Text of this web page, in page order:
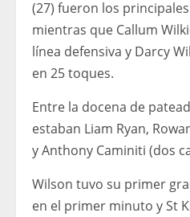
(27) fueron los
mientras que Callum
línea defensiva y Darcy
en 25 toques.
Entre la docena de
estaban Liam Ryan,
y Anthony Caminiti (dos
Wilson tuvo su primer
en el primer minuto y St